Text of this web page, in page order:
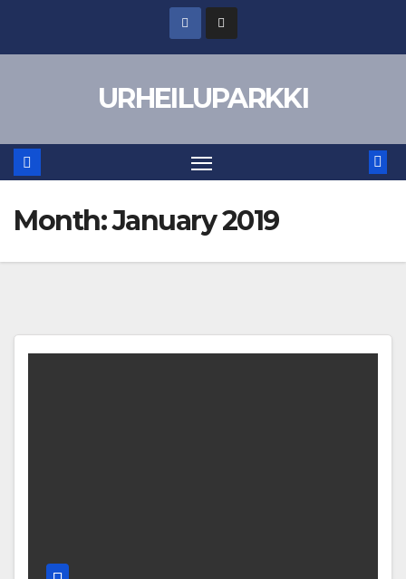
URHEILUPARKKI
Month:January 2019